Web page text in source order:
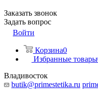
Заказать звонок
Задать вопрос
Войти
Корзина0
Избранные товары
Владивосток
butik@primestetika.ru